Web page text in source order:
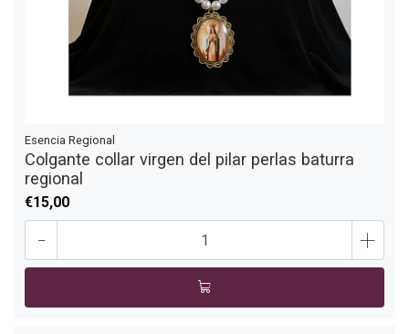
Esencia Regional
Colgante collar virgen del pilar perlas baturra
regional
€15,00
- +